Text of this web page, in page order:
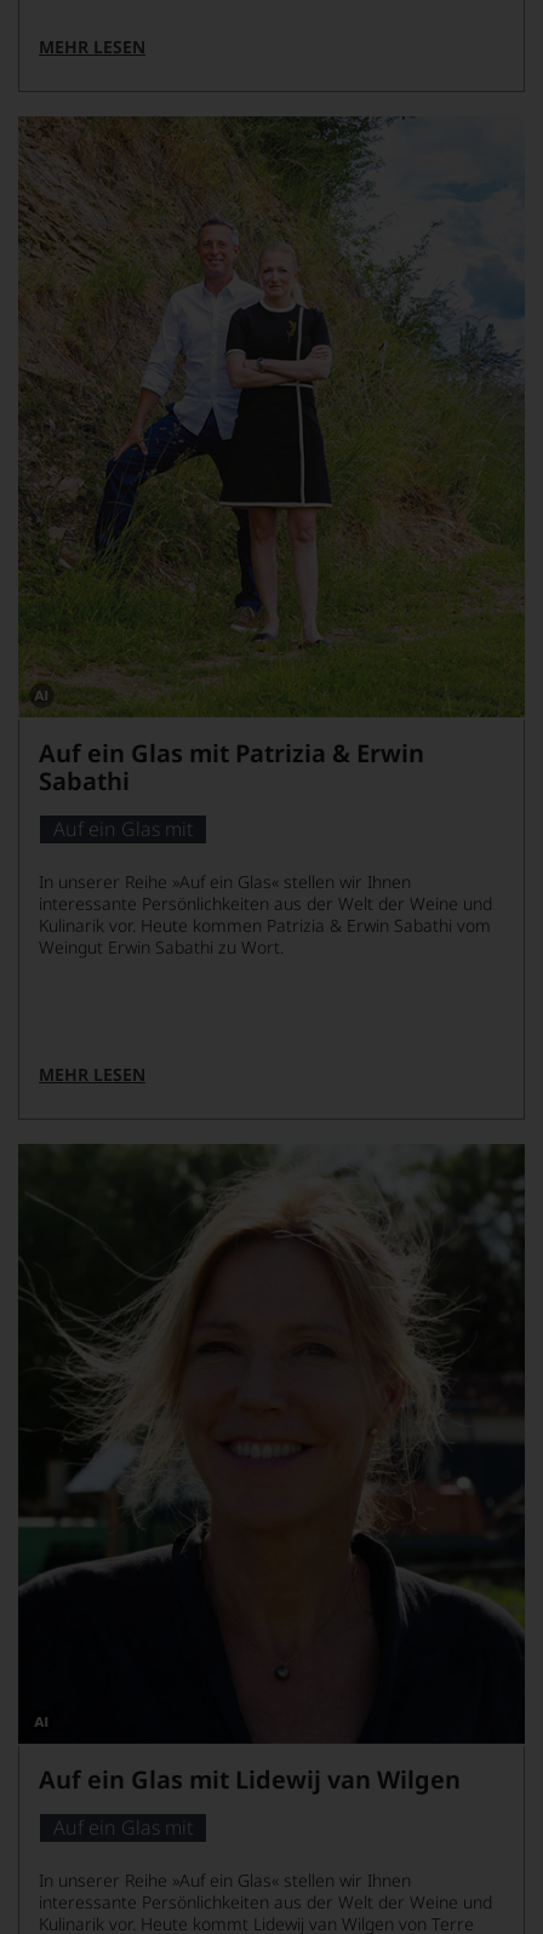
MEHR LESEN
Dieses
Bild
wurde
mithilfe
von
verändert.
Auf ein Glas mit Patrizia & Erwin
Sabathi
Auf ein Glas mit
In unserer Reihe »Auf ein Glas« stellen wir Ihnen
interessante Persönlichkeiten aus der Welt der Weine und
Kulinarik vor. Heute kommen Patrizia & Erwin Sabathi vom
Weingut Erwin Sabathi zu Wort.
MEHR LESEN
Dieses
Bild
wurde
von
Auf ein Glas mit Lidewij van Wilgen
Auf ein Glas mit
In unserer Reihe »Auf ein Glas« stellen wir Ihnen
interessante Persönlichkeiten aus der Welt der Weine und
Kulinarik vor. Heute kommt Lidewij van Wilgen von Terre